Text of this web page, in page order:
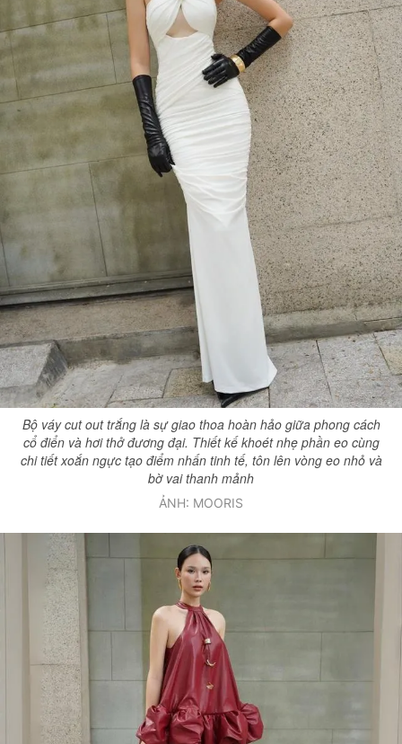
Bộ váy cut out trắng là sự giao thoa hoàn hảo giữa phong cách
cổ điển và hơi thở đương đại. Thiết kế khoét nhẹ phần eo cùng
chi tiết xoắn ngực tạo điểm nhấn tinh tế, tôn lên vòng eo nhỏ và
bờ vai thanh mảnh
ẢNH: MOORIS